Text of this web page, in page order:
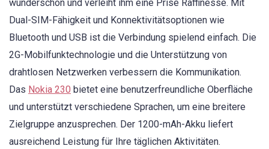
wunderschön und verleiht ihm eine Prise Raffinesse. Mit
Dual-SIM-Fähigkeit und Konnektivitätsoptionen wie
Bluetooth und USB ist die Verbindung spielend einfach. Die
2G-Mobilfunktechnologie und die Unterstützung von
drahtlosen Netzwerken verbessern die Kommunikation.
Das Nokia 230 bietet eine benutzerfreundliche Oberfläche
und unterstützt verschiedene Sprachen, um eine breitere
Zielgruppe anzusprechen. Der 1200-mAh-Akku liefert
ausreichend Leistung für Ihre täglichen Aktivitäten.